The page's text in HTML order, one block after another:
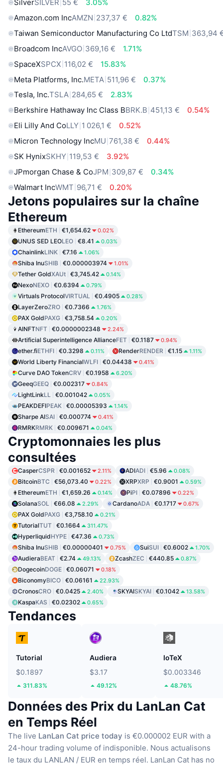
SilverSILVER 55 €
3.05%
Amazon.com IncAMZN 237,37 €
0.82%
Taiwan Semiconductor Manufacturing Co LtdTSM 363,94
Broadcom IncAVGO 369,16 €
1.71%
SpaceXSPCX 116,02 €
15.83%
Meta Platforms, Inc.META 511,96 €
0.37%
Tesla, Inc.TSLA 284,65 €
2.83%
Berkshire Hathaway Inc Class BBRK.B 451,13 €
0.54%
Eli Lilly And CoLLY 1 026,1 €
0.52%
Micron Technology IncMU 761,38 €
0.44%
SK HynixSKHY 119,53 €
3.92%
JPmorgan Chase & CoJPM 309,87 €
0.34%
Walmart IncWMT 96,71 € 0.20%
Jetons populaires sur la chaîne
Ethereum
EthereumETH €1,654.62 0.02%
UNUS SED LEOLEO €8.41 0.03%
ChainlinkLINK €7.16 1.06%
Shiba InuSHIB €0.000003974 1.01%
Tether GoldXAUt €3,745.42 0.14%
NexoNEXO €0.6394 0.79%
Virtuals ProtocolVIRTUAL €0.4905 0.28%
LayerZeroZRO €0.7366 1.76%
PAX GoldPAXG €3,758.54 0.20%
AINFTNFT €0.0000002348 2.24%
Artificial Superintelligence AllianceFET €0.1187 0.94%
ether.fiETHFI €0.3298 0.11% RenderRENDER €1.15 1.11%
World Liberty FinancialWLFI €0.04438 0.41%
Curve DAO TokenCRV €0.1958 6.20%
GeeqGEEQ €0.002317 0.84%
LightLinkLL €0.001042 0.05%
PEAKDEFIPEAK €0.00005393 1.14%
Sharpe AISAI €0.000774 0.41%
RMRKRMRK €0.009671 0.04%
Cryptomonnaies les plus
consultées
CasperCSPR €0.001652 2.11% ADIADI €5.96 0.08%
BitcoinBTC €56,073.40 0.22% XRPXRP €0.9001 0.59%
EthereumETH €1,659.26 0.14% PiPI €0.07896 0.22%
SolanaSOL €66.08 2.29% CardanoADA €0.1717 0.67%
PAX GoldPAXG €3,758.10 0.21%
TutorialTUT €0.1664 311.47%
HyperliquidHYPE €47.36 0.73%
Shiba InuSHIB €0.00000401 0.75% SuiSUI €0.6002 1.70%
AudieraBEAT €2.74 49.13% ZcashZEC €440.85 0.87%
DogecoinDOGE €0.06071 0.18%
BiconomyBICO €0.06161 22.93%
CronosCRO €0.0425 2.40% SKYAISKYAI €0.1042 13.58%
KaspaKAS €0.02302 0.65%
Tendances
Tutorial
$0.1897
311.83%
Audiera
$3.17
49.12%
IoTeX
$0.003346
48.76%
Données des Prix du LanLan Cat
en Temps Réel
The live LanLan Cat price today is €0.000002 EUR with a
24-hour trading volume of indisponible. Nous actualisons
le taux du LANLAN / EUR en temps réel. LanLan Cat has no